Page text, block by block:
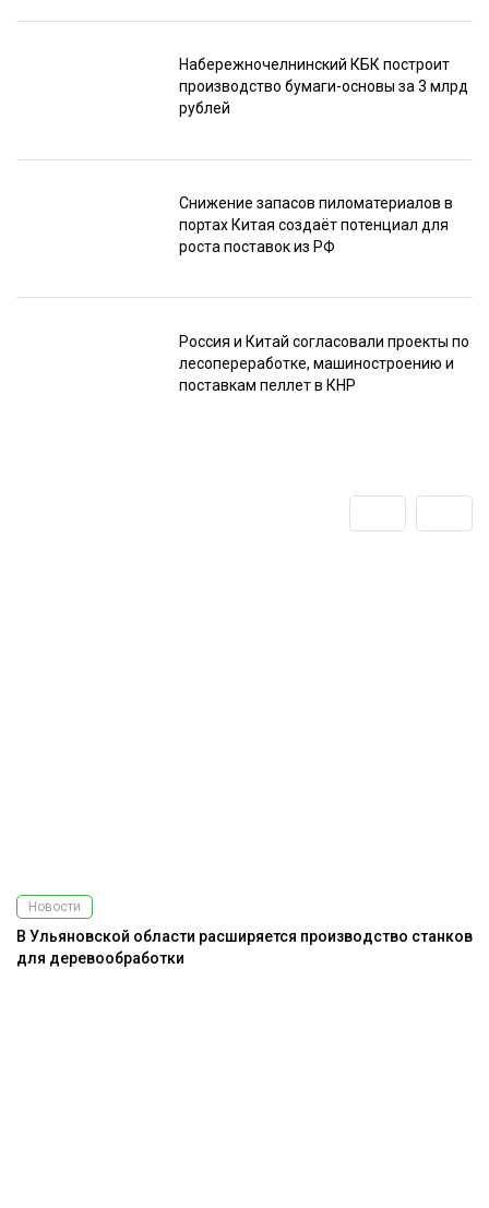
Набережночелнинский КБК построит
производство бумаги-основы за 3 млрд
рублей
Снижение запасов пиломатериалов в
портах Китая создаёт потенциал для
роста поставок из РФ
Россия и Китай согласовали проекты по
лесопереработке, машиностроению и
поставкам пеллет в КНР
Новости
В Ульяновской области расширяется производство станков
для деревообработки